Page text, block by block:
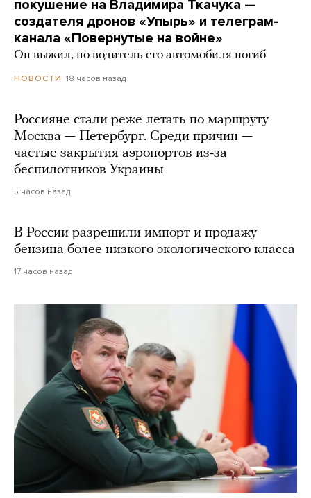
покушение на Владимира Ткачука —
создателя дронов «Упырь» и телеграм-
канала «Повернутые на войне»
Он выжил, но водитель его автомобиля погиб
НОВОСТИ 18 часов назад
Россияне стали реже летать по маршруту
Москва — Петербург. Среди причин —
частые закрытия аэропортов из-за
беспилотников Украины
5 часов назад
В России разрешили импорт и продажу
бензина более низкого экологического класса
17 часов назад